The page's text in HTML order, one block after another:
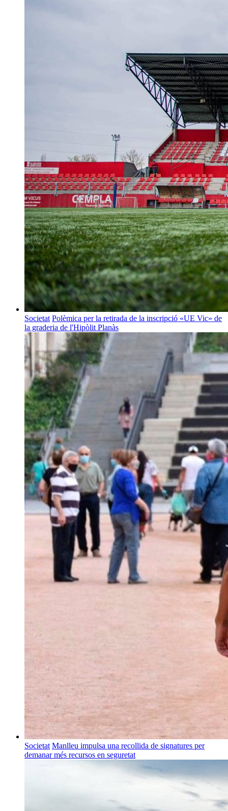
Societat Polèmica per la retirada de la inscripció «UE Vic» de
la graderia de l'Hipòlit Planàs
Societat Manlleu impulsa una recollida de signatures per
demanar més recursos en seguretat